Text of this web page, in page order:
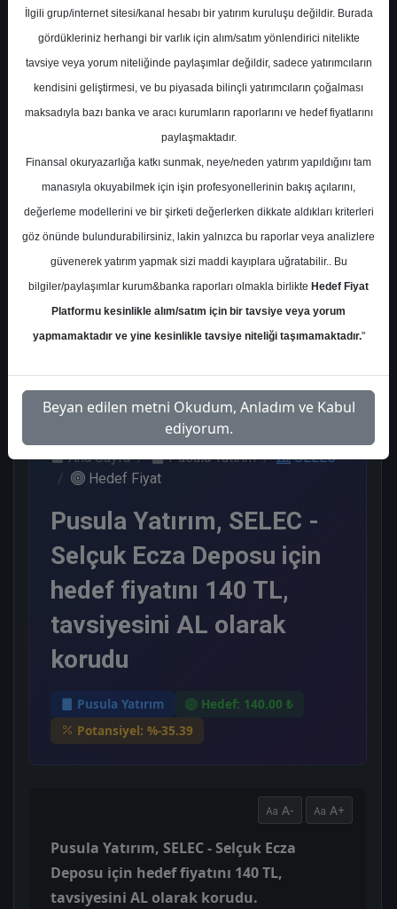
En Yüksek Tahmin
Ortalama Fiyat Tahmini 131,78 ₺
Ortalama Getiri Potansiyeli %-39.19
Kurum Sayısı
6
1 4 1
Ana Sayfa Pusula Yatırım
SELEC
Hedef Fiyat
Pusula Yatırım, SELEC -
Selçuk Ecza Deposu için
hedef fiyatını 140 TL,
tavsiyesini AL olarak
korudu
Pusula Yatırım
Hedef: 140.00 ₺
Potansiyel: %-35.39
A- A+
Pusula Yatırım, SELEC - Selçuk Ecza
Deposu için hedef fiyatını 140 TL,
tavsiyesini AL olarak korudu.
İlgili grup/internet sitesi/kanal hesabı bir yatırım kuruluşu değildir. Burada
gördükleriniz herhangi bir varlık için alım/satım yönlendirici nitelikte
tavsiye veya yorum niteliğinde paylaşımlar değildir, sadece yatırımcıların
kendisini geliştirmesi, ve bu piyasada bilinçli yatırımcıların çoğalması
maksadıyla bazı banka ve aracı kurumların raporlarını ve hedef fiyatlarını
paylaşmaktadır.
Finansal okuryazarlığa katkı sunmak, neye/neden yatırım yapıldığını tam
manasıyla okuyabilmek için işin profesyonellerinin bakış açılarını,
değerleme modellerini ve bir şirketi değerlerken dikkate aldıkları kriterleri
göz önünde bulundurabilirsiniz, lakin yalnızca bu raporlar veya analizlere
güvenerek yatırım yapmak sizi maddi kayıplara uğratabilir.. Bu
bilgiler/paylaşımlar kurum&banka raporları olmakla birlikte Hedef Fiyat
Platformu kesinlikle alım/satım için bir tavsiye veya yorum
yapmamaktadır ve yine kesinlikle tavsiye niteliği taşımamaktadır."
Beyan edilen metni Okudum, Anladım ve Kabul
ediyorum.